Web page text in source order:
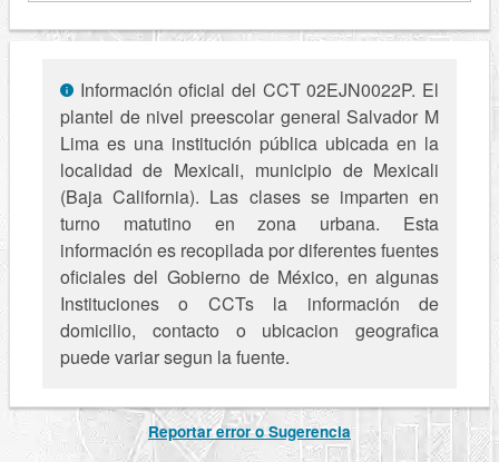
Información oficial del CCT 02EJN0022P. El
plantel de nivel preescolar general Salvador M
Lima es una institución pública ubicada en la
localidad de Mexicali, municipio de Mexicali
(Baja California). Las clases se imparten en
turno matutino en zona urbana. Esta
información es recopilada por diferentes fuentes
oficiales del Gobierno de México, en algunas
Instituciones o CCTs la información de
domicilio, contacto o ubicacion geografica
puede variar segun la fuente.
Reportar error o Sugerencia